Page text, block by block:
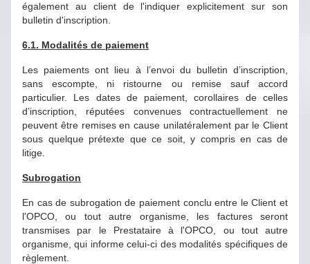
également au client de l'indiquer explicitement sur son
bulletin d'inscription.
6.1. Modalités de paiement
Les paiements ont lieu à l’envoi du bulletin d’inscription,
sans escompte, ni ristourne ou remise sauf accord
particulier. Les dates de paiement, corollaires de celles
d’inscription, réputées convenues contractuellement ne
peuvent être remises en cause unilatéralement par le Client
sous quelque prétexte que ce soit, y compris en cas de
litige.
Subrogation
En cas de subrogation de paiement conclu entre le Client et
l'OPCO, ou tout autre organisme, les factures seront
transmises par le Prestataire à l'OPCO, ou tout autre
organisme, qui informe celui-ci des modalités spécifiques de
règlement.